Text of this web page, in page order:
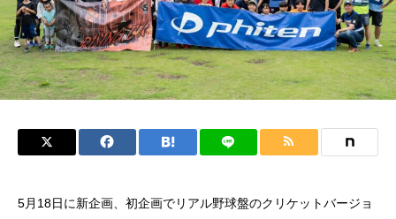
5月18日に新企画、初企画でリアル野球盤のクリケットバージョ